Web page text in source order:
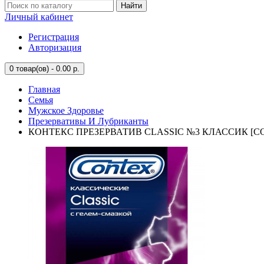
Найти
Личный кабинет
Регистрация
Авторизация
0 товар(ов) - 0.00 р.
Главная
Семья
Мужское Здоровье
Презервативы И Лубриканты
КОНТЕКС ПРЕЗЕРВАТИВ CLASSIC №3 КЛАССИК